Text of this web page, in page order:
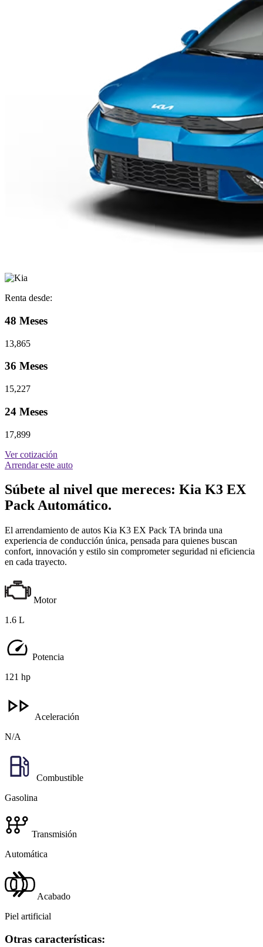
Renta desde:
48 Meses
13,865
36 Meses
15,227
24 Meses
17,899
Ver cotización
Arrendar este auto
Súbete al nivel que mereces: Kia K3 EX
Pack Automático.
El arrendamiento de autos Kia K3 EX Pack TA brinda una
experiencia de conducción única, pensada para quienes buscan
confort, innovación y estilo sin comprometer seguridad ni eficiencia
en cada trayecto.
Motor
1.6 L
Potencia
121 hp
Aceleración
N/A
Combustible
Gasolina
Transmisión
Automática
Acabado
Piel artificial
Otras características: